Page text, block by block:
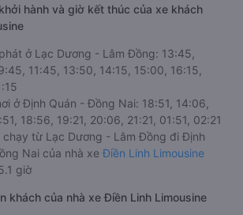
hành và giờ kết thúc của xe khách
ở Lạc Dương - Lâm Đồng: 13:45,
11:45, 13:50, 14:15, 15:00, 16:15,
ở Định Quán - Đồng Nai: 18:51, 14:06,
18:56, 19:21, 20:06, 21:21, 01:51, 02:21
chạy từ Lạc Dương - Lâm Đồng đi Định
Nai của nhà xe Điền Linh Limousine
giờ
khách của nhà xe Điền Linh Limousine